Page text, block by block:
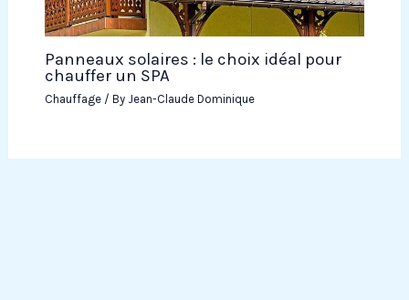
Panneaux solaires : le choix idéal pour
chauffer un SPA
Chauffage/ By Jean-Claude Dominique